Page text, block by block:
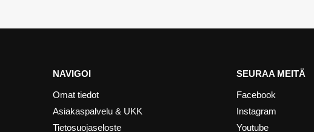
NAVIGOI
Omat tiedot
Asiakaspalvelu & UKK
Tietosuojaseloste
SEURAA MEITÄ
Facebook
Instagram
Youtube